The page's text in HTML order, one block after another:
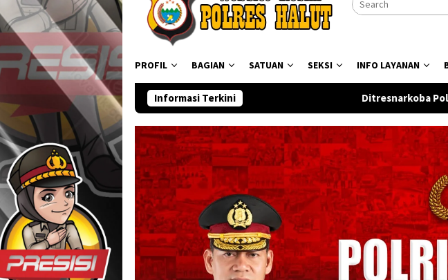
PROFIL BAGIAN SATUAN SEKSI INFO LAYANAN
Informasi TerkiniDitresnarkoba Polda Malut Ungkap Peredaran